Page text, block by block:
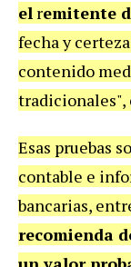
el remitente
fecha y
contenido
Esas pruebas
contable e
bancarias,
recomienda